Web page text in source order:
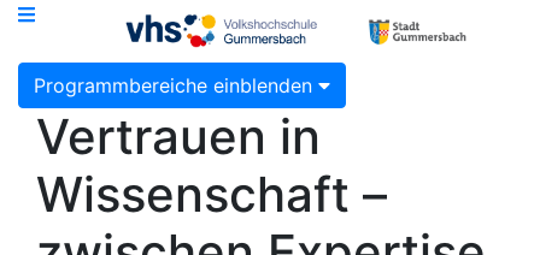
Programmbereiche einblenden
Vertrauen in
Wissenschaft –